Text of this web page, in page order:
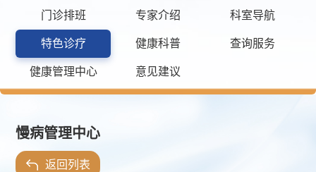
门诊排班 专家介绍 科室导航
特色诊疗 健康科普 查询服务
健康管理中心 意见建议
慢病管理中心
返回列表